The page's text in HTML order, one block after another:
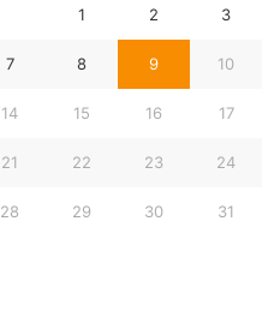
1 2 3
7 8 9 10
14 15 16 17
21 22 23 24
28 29 30 31